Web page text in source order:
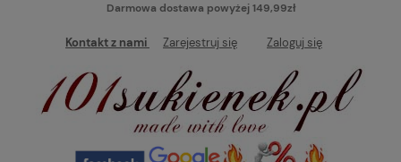
Darmowa dostawa powyżej 149,99zł
Kontakt z nami Zarejestruj się Zaloguj się